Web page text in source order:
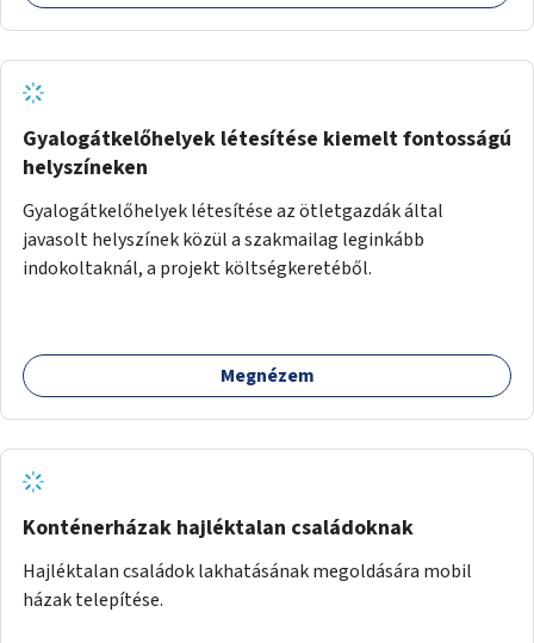
Gyalogátkelőhelyek létesítése kiemelt fontosságú
helyszíneken
Gyalogátkelőhelyek létesítése az ötletgazdák által
javasolt helyszínek közül a szakmailag leginkább
indokoltaknál, a projekt költségkeretéből.
Megnézem
Konténerházak hajléktalan családoknak
Hajléktalan családok lakhatásának megoldására mobil
házak telepítése.